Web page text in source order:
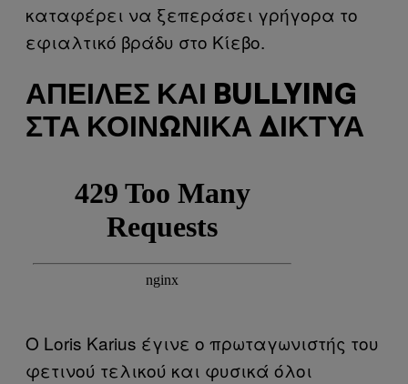
καταφέρει να ξεπεράσει γρήγορα το
εφιαλτικό βράδυ στο Κίεβο.
ΑΠΕΙΛΈΣ ΚΑΙ BULLYING
ΣΤΑ ΚΟΙΝΩΝΙΚΆ ΔΊΚΤΥΑ
Ο Loris Karius έγινε ο πρωταγωνιστής του
φετινού τελικού και φυσικά όλοι